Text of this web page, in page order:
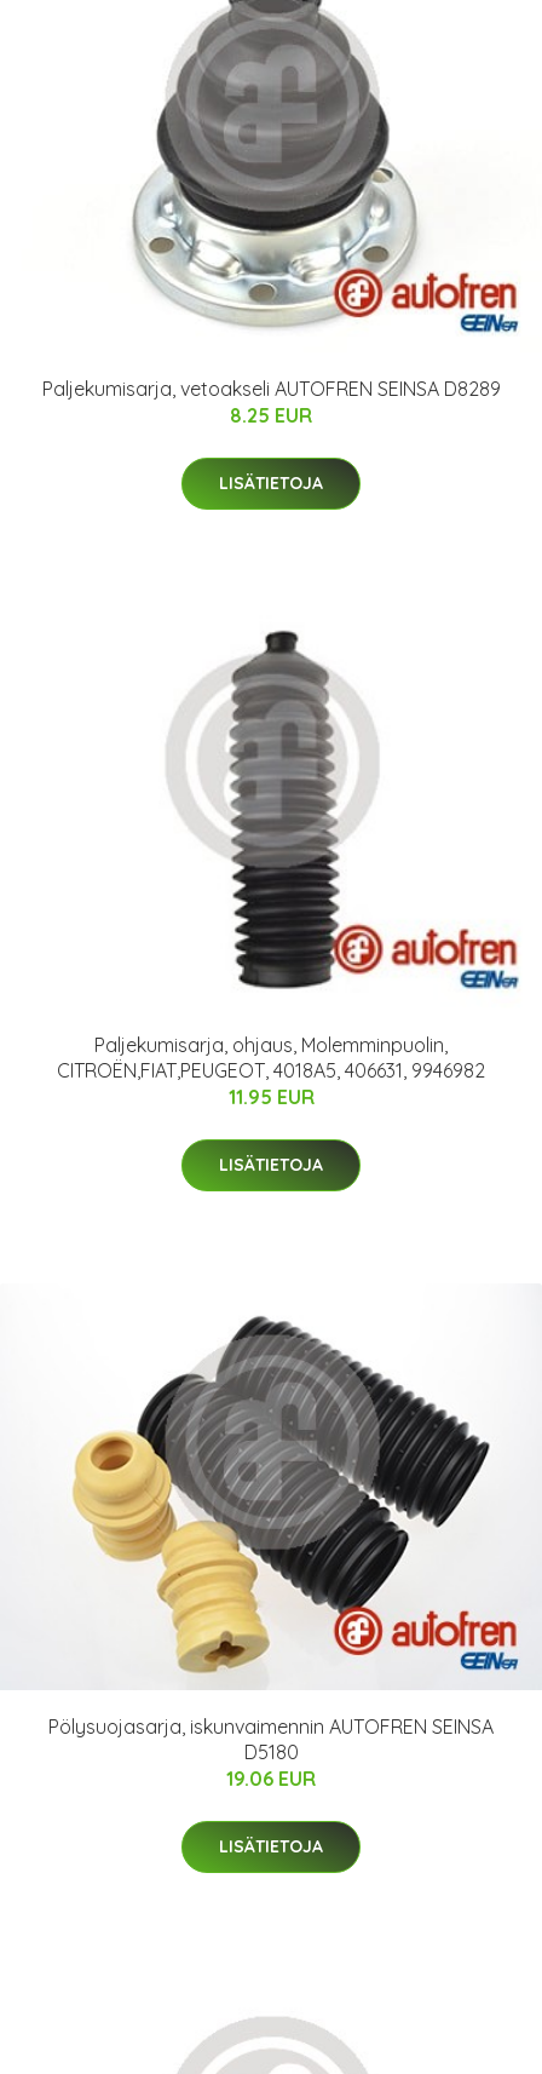
Paljekumisarja, vetoakseli AUTOFREN SEINSA D8289
8.25 EUR
LISÄTIETOJA
Paljekumisarja, ohjaus, Molemminpuolin,
CITROËN,FIAT,PEUGEOT, 4018A5, 406631, 9946982
11.95 EUR
LISÄTIETOJA
Pölysuojasarja, iskunvaimennin AUTOFREN SEINSA
D5180
19.06 EUR
LISÄTIETOJA